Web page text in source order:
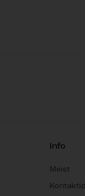
Info
Meist
Kontaktid